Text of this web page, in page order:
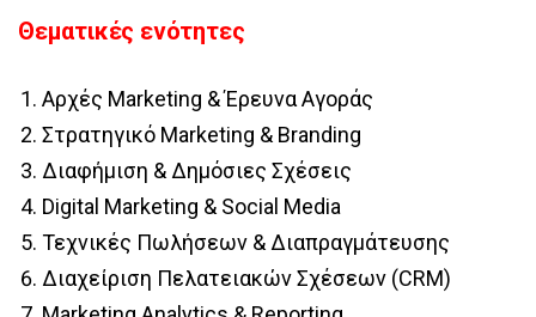
Θεματικές ενότητες
Αρχές Marketing & Έρευνα Αγοράς
Στρατηγικό Marketing & Branding
Διαφήμιση & Δημόσιες Σχέσεις
Digital Marketing & Social Media
Τεχνικές Πωλήσεων & Διαπραγμάτευσης
Διαχείριση Πελατειακών Σχέσεων (CRM)